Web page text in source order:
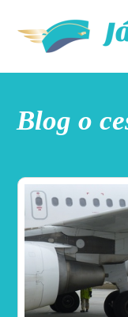
Blog o